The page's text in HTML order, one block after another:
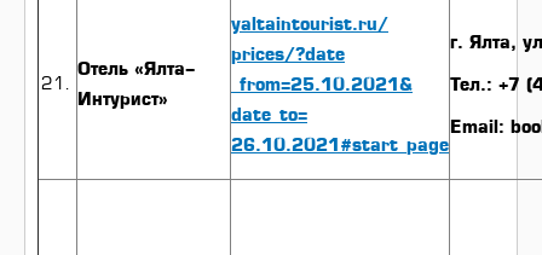
Отель «Ялта-
Интурист»
yaltaintourist.ru/
prices/?date
_from=25.10.2021&
date_to=
26.10.2021#start_page
г. Ялта,
Тел.: +7
Email: